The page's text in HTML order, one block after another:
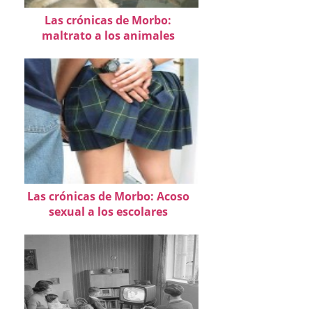
Las crónicas de Morbo:
maltrato a los animales
Las crónicas de Morbo: Acoso
sexual a los escolares